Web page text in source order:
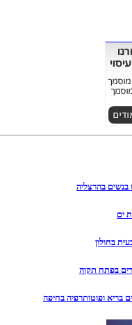
בנשים בהרצליה
ים
בחולון
בפתח תקוה
בריא ופוטותרפיה בחיפה